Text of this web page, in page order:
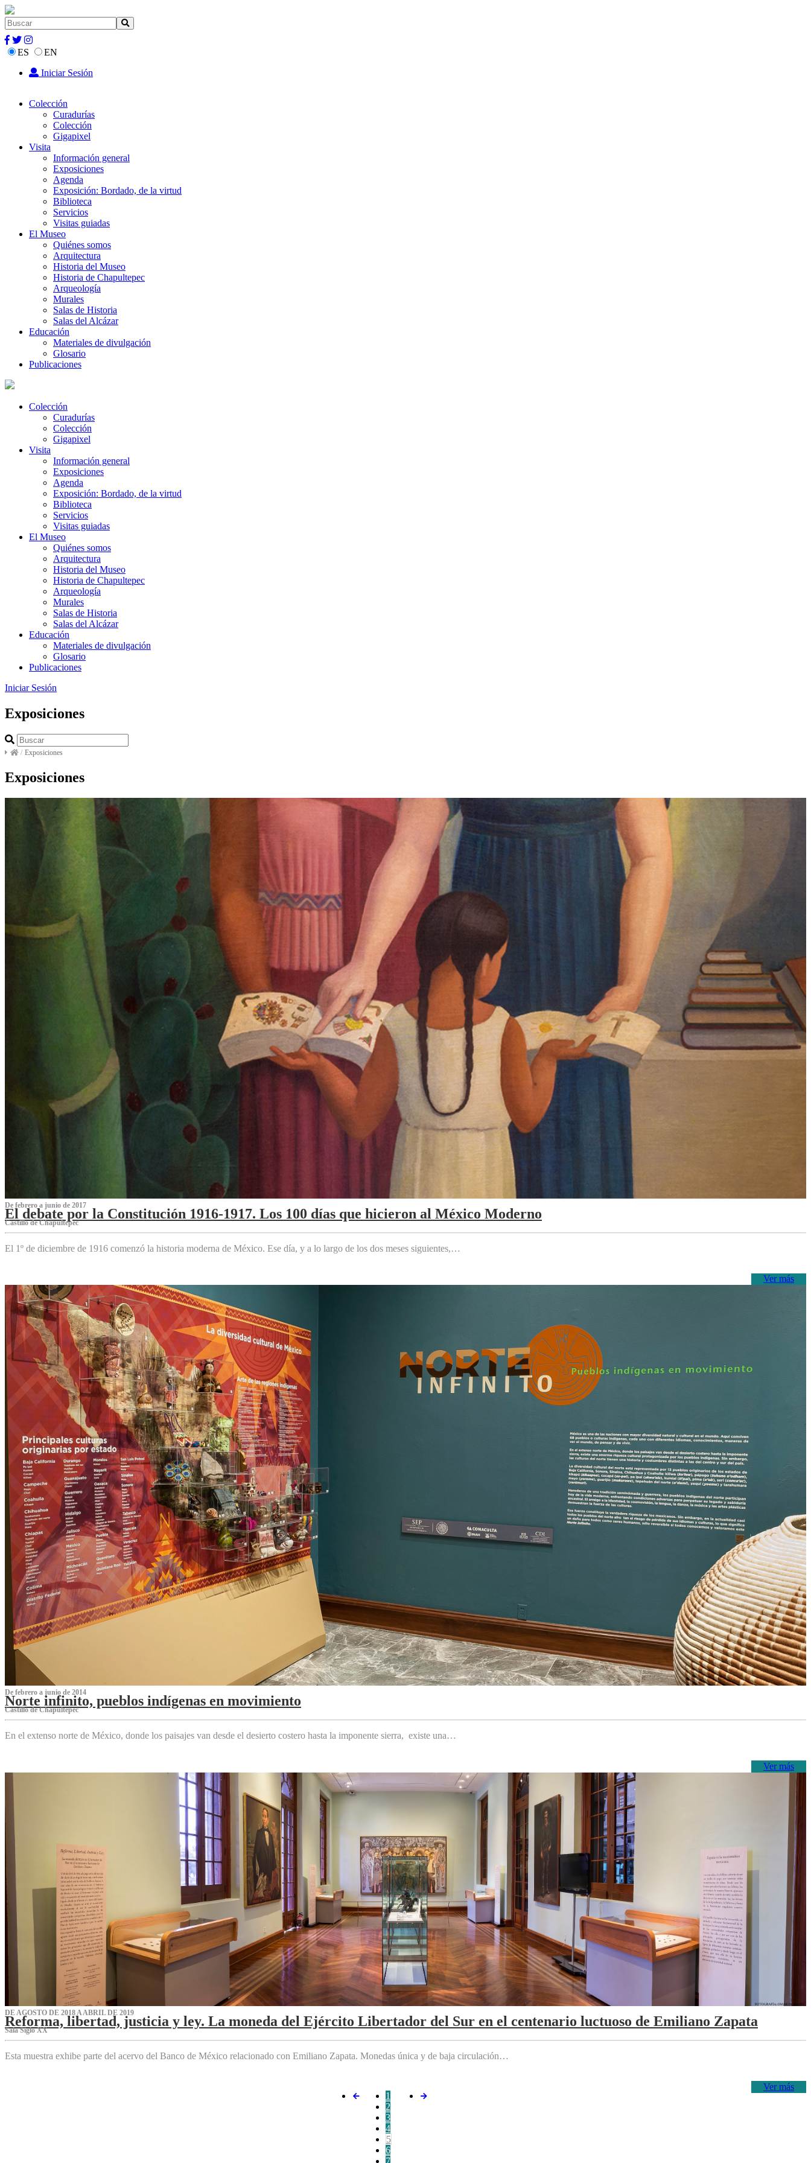
ES
EN
Iniciar Sesión
Colección
Curadurías
Colección
Gigapixel
Visita
Información general
Exposiciones
Agenda
Exposición: Bordado, de la virtud
Biblioteca
Servicios
Visitas guiadas
El Museo
Quiénes somos
Arquitectura
Historia del Museo
Historia de Chapultepec
Arqueología
Murales
Salas de Historia
Salas del Alcázar
Educación
Materiales de divulgación
Glosario
Publicaciones
Colección
Curadurías
Colección
Gigapixel
Visita
Información general
Exposiciones
Agenda
Exposición: Bordado, de la virtud
Biblioteca
Servicios
Visitas guiadas
El Museo
Quiénes somos
Arquitectura
Historia del Museo
Historia de Chapultepec
Arqueología
Murales
Salas de Historia
Salas del Alcázar
Educación
Materiales de divulgación
Glosario
Publicaciones
Iniciar Sesión
Exposiciones
/ Exposiciones
Exposiciones
De febrero a junio de 2017
El debate por la Constitución 1916-1917. Los 100 días que hicieron al México Moderno
Castillo de Chapultepec
El 1º de diciembre de 1916 comenzó la historia moderna de México. Ese día, y a lo largo de los dos meses siguientes,…
Ver más
De febrero a junio de 2014
Norte infinito, pueblos indígenas en movimiento
Castillo de Chapultepec
En el extenso norte de México, donde los paisajes van desde el desierto costero hasta la imponente sierra, existe una…
Ver más
DE AGOSTO DE 2018 A ABRIL DE 2019
Reforma, libertad, justicia y ley. La moneda del Ejército Libertador del Sur en el centenario luctuoso de Emiliano Zapata
Sala Siglo XX
Esta muestra exhibe parte del acervo del Banco de México relacionado con Emiliano Zapata. Monedas única y de baja circulación…
Ver más
1
2
3
4
5
6
7